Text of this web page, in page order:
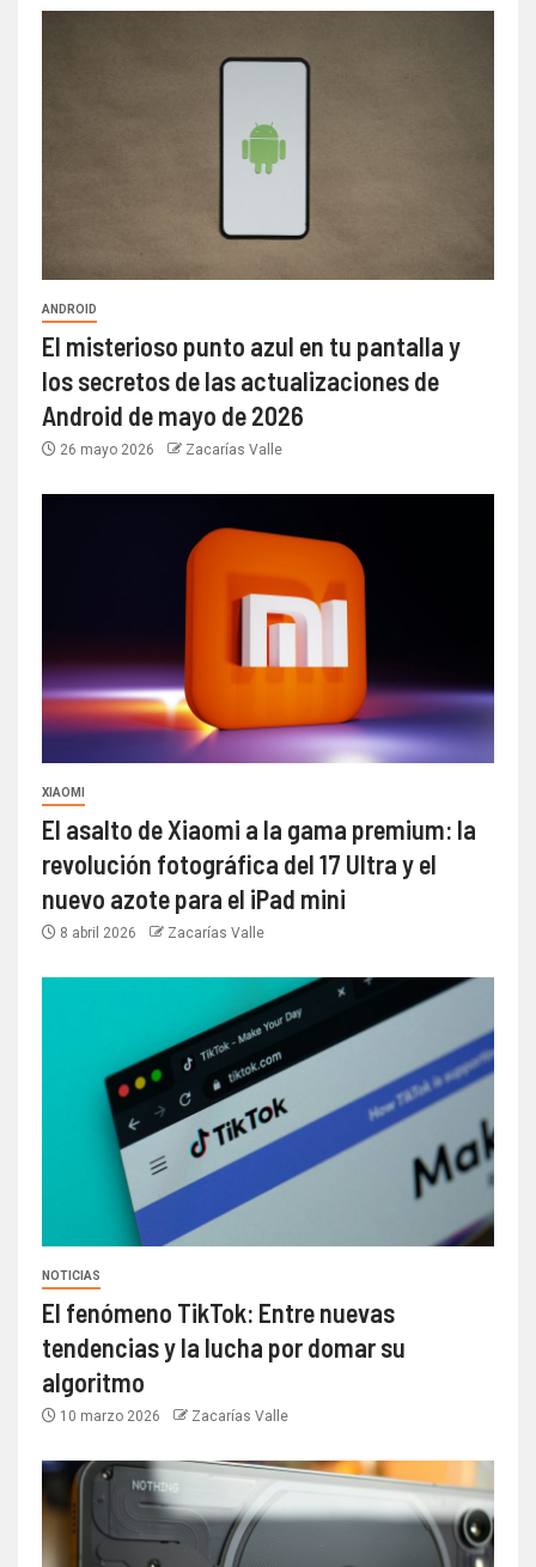
ANDROID
El misterioso punto azul en tu pantalla y
los secretos de las actualizaciones de
Android de mayo de 2026
26 mayo 2026 Zacarías Valle
XIAOMI
El asalto de Xiaomi a la gama premium: la
revolución fotográfica del 17 Ultra y el
nuevo azote para el iPad mini
8 abril 2026 Zacarías Valle
NOTICIAS
El fenómeno TikTok: Entre nuevas
tendencias y la lucha por domar su
algoritmo
10 marzo 2026 Zacarías Valle